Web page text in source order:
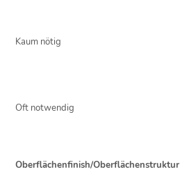
Kaum nötig
Oft notwendig
Oberflächenfinish/Oberflächenstruktur